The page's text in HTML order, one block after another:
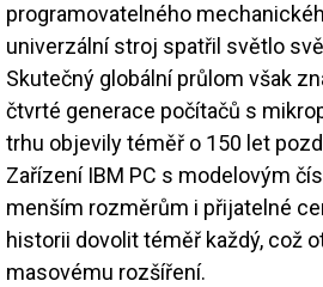
programovatelného
univerzální stroj spatřil světlo
Skutečný globální průlom však
čtvrté generace počítačů s
trhu objevily téměř o 150 let
Zařízení IBM PC s modelovým
menším rozměrům i přijatelné
historii dovolit téměř každý, což
masovému rozšíření.